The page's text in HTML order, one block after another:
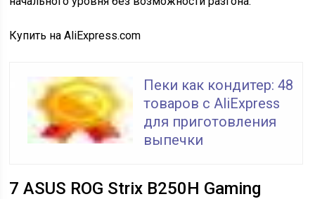
Купить на AliExpress.com
Пеки как кондитер: 48
товаров с AliExpress
для приготовления
выпечки
7 ASUS ROG Strix B250H Gaming